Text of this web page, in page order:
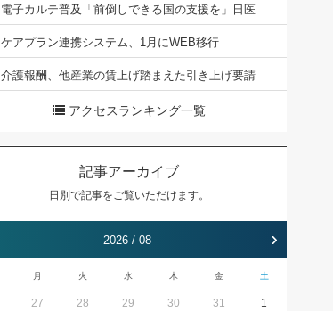
電子カルテ普及「前倒しできる国の支援を」日医
ケアプラン連携システム、1月にWEB移行
介護報酬、他産業の賃上げ踏まえた引き上げ要請
アクセスランキング一覧
記事アーカイブ
日別で記事をご覧いただけます。
2026 / 08 ›
月 火 水 木 金 土
27 28 29 30 31 1